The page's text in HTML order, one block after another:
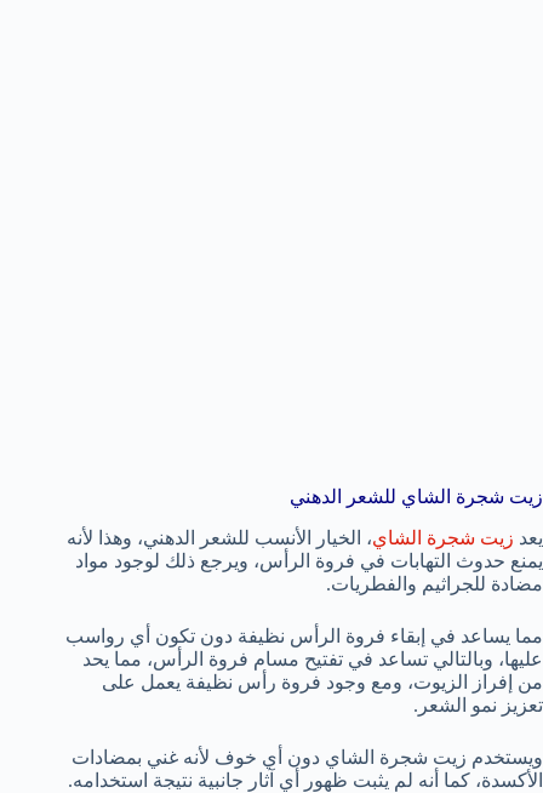
زيت شجرة الشاي للشعر الدهني
يعد زيت شجرة الشاي، الخيار الأنسب للشعر الدهني، وهذا لأنه
يمنع حدوث التهابات في فروة الرأس، ويرجع ذلك لوجود مواد
مضادة للجراثيم والفطريات.
مما يساعد في إبقاء فروة الرأس نظيفة دون تكون أي رواسب
عليها، وبالتالي تساعد في تفتيح مسام فروة الرأس، مما يحد
من إفراز الزيوت، ومع وجود فروة رأس نظيفة يعمل على
تعزيز نمو الشعر.
ويستخدم زيت شجرة الشاي دون أي خوف لأنه غني بمضادات
الأكسدة، كما أنه لم يثبت ظهور أي آثار جانبية نتيجة استخدامه.